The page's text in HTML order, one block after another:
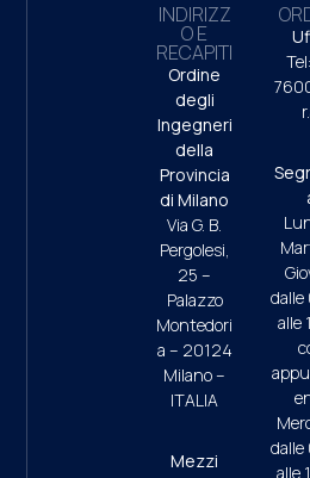
INDIRIZZ
O E
RECAPITI
Ordine
degli
Ingegneri
della
Provincia
di Milano
Via G. B.
Pergolesi,
25 –
Palazzo
Montedori
a – 20124
Milano –
ITALIA
Mezzi
dalle
alle
dalle
alle